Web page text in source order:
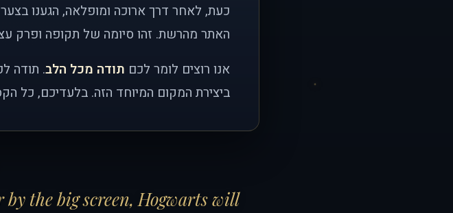
כעת, לאחר דרך ארוכה ומופלאה, הגענו
האתר מהרשת. זהו סיומה של תקופה ופרק
אנו רוצים לומר לכם תודה מכל הלב. תודה
ביצירת המקום המיוחד הזה. בלעדיכם, כל
by the big screen, Hogwarts will